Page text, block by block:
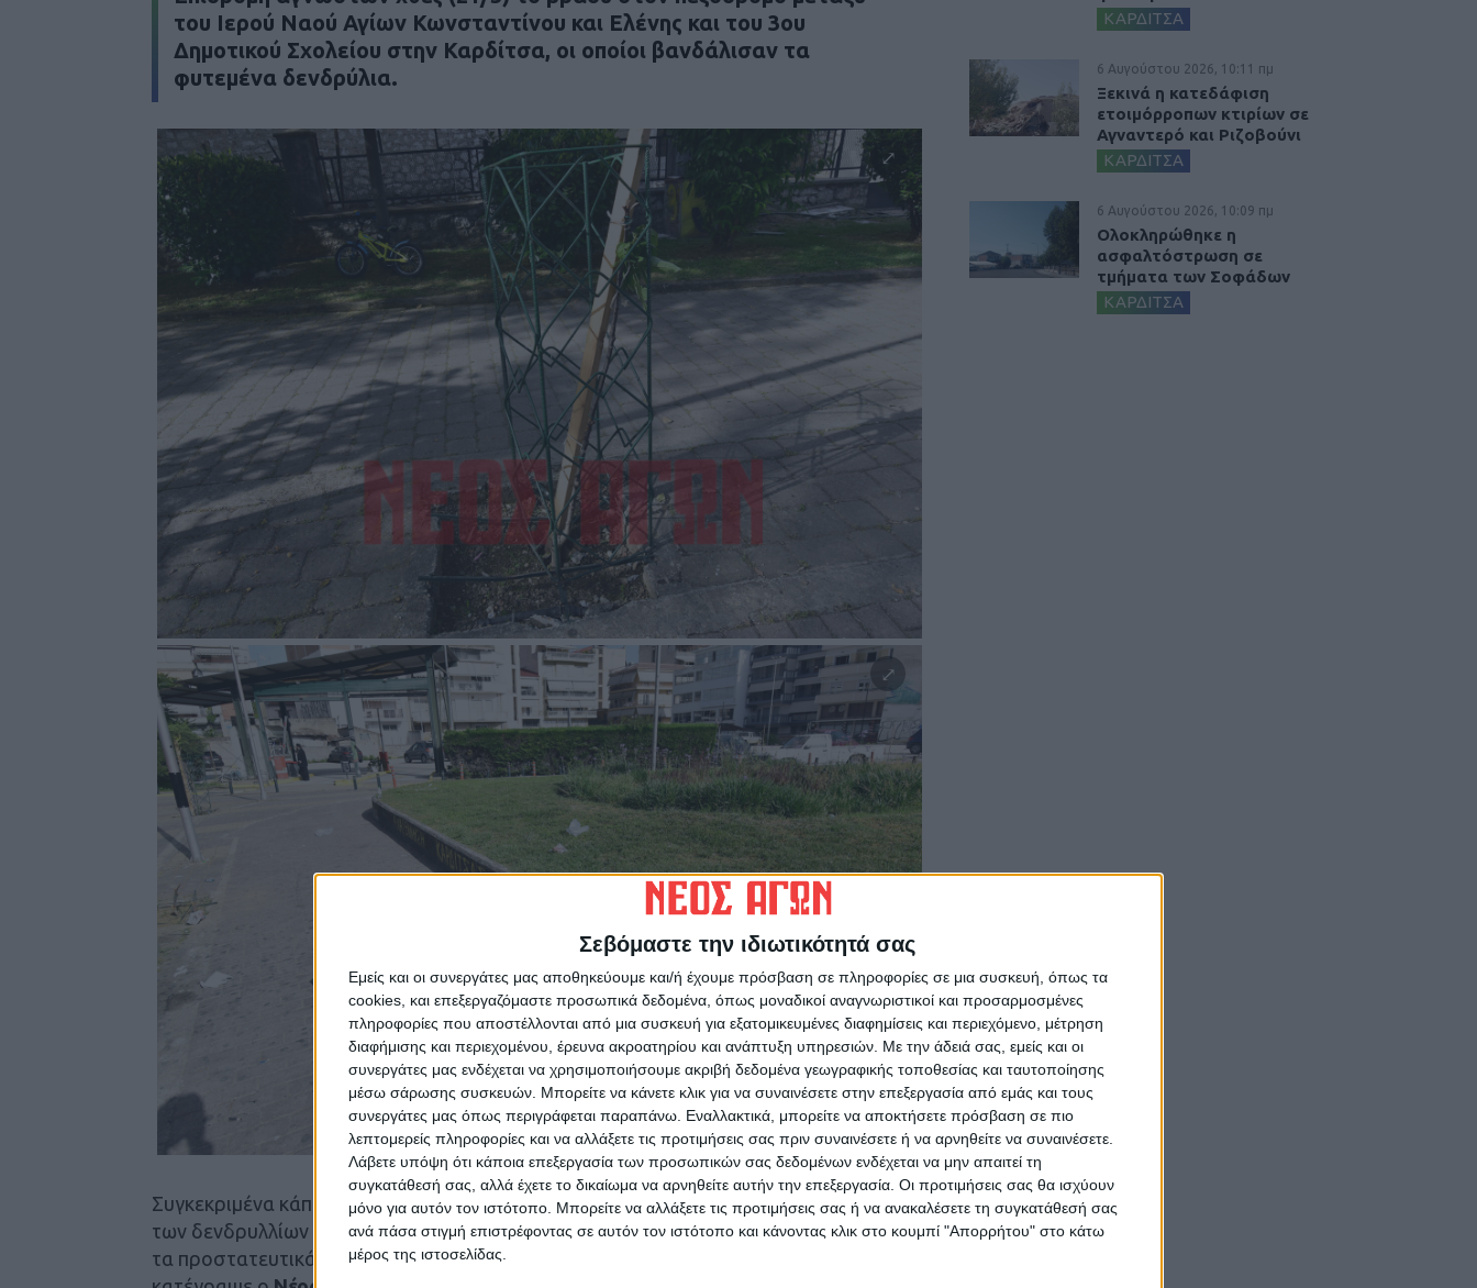
Σεβόμαστε την ιδιωτικότητά σας
Εμείς και οι συνεργάτες μας αποθηκεύουμε και/ή έχουμε πρόσβαση σε πληροφορίες σε μια συσκευή, όπως τα
cookies, και επεξεργαζόμαστε προσωπικά δεδομένα, όπως μοναδικοί αναγνωριστικοί και προσαρμοσμένες
πληροφορίες που αποστέλλονται από μια συσκευή για εξατομικευμένες διαφημίσεις και περιεχόμενο, μέτρηση
διαφήμισης και περιεχομένου, έρευνα ακροατηρίου και ανάπτυξη υπηρεσιών. Με την άδειά σας, εμείς και οι
συνεργάτες μας ενδέχεται να χρησιμοποιήσουμε ακριβή δεδομένα γεωγραφικής τοποθεσίας και ταυτοποίησης
μέσω σάρωσης συσκευών. Μπορείτε να κάνετε κλικ για να συναινέσετε στην επεξεργασία από εμάς και τους
συνεργάτες μας όπως περιγράφεται παραπάνω. Εναλλακτικά, μπορείτε να αποκτήσετε πρόσβαση σε πιο
λεπτομερείς πληροφορίες και να αλλάξετε τις προτιμήσεις σας πριν συναινέσετε ή να αρνηθείτε να συναινέσετε.
Λάβετε υπόψη ότι κάποια επεξεργασία των προσωπικών σας δεδομένων ενδέχεται να μην απαιτεί τη
συγκατάθεσή σας, αλλά έχετε το δικαίωμα να αρνηθείτε αυτήν την επεξεργασία. Οι προτιμήσεις σας θα ισχύουν
μόνο για αυτόν τον ιστότοπο. Μπορείτε να αλλάξετε τις προτιμήσεις σας ή να ανακαλέσετε τη συγκατάθεσή σας
ανά πάσα στιγμή επιστρέφοντας σε αυτόν τον ιστότοπο και κάνοντας κλικ στο κουμπί "Απορρήτου" στο κάτω
μέρος της ιστοσελίδας.
του Ιερού Ναού Αγίων Κωνσταντίνου και Ελένης και του 3ου
Δημοτικού Σχολείου στην Καρδίτσα, οι οποίοι βανδάλισαν τα
φυτεμένα δενδρύλια.
Συγκεκριμένα κάποιοι ανεγκέφαλοι, χωρίς λόγο και αιτία, έσπασαν τους κορμούς
των δενδρυλλίων που είχε φυτέψει ο Δήμος στο συγκεκριμένο σημείο, ξηλώνοντας
τα προστατευτικά μεταλλικά πλέγματα που ήταν τοποθετημένα γύρω τους όπως
ΚΑΡΔΙΤΣΑ
6 Αυγούστου 2026, 10:11 πμ
Ξεκινά η κατεδάφιση
ετοιμόρροπων κτιρίων σε
Αγναντερό και Ριζοβούνι
ΚΑΡΔΙΤΣΑ
6 Αυγούστου 2026, 10:09 πμ
Ολοκληρώθηκε η
ασφαλτόστρωση σε
τμήματα των Σοφάδων
ΚΑΡΔΙΤΣΑ